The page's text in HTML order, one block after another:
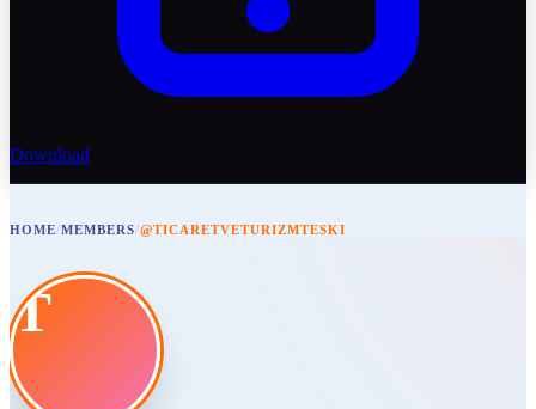
Download
HOME/MEMBERS/@TICARETVETURIZMTESKI
T